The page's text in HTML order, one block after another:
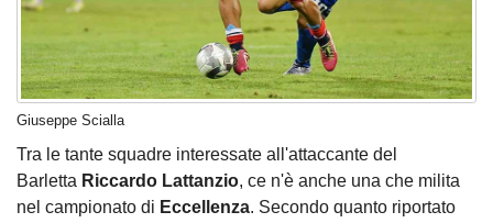
Giuseppe Scialla
Tra le tante squadre interessate all'attaccante del
Barletta Riccardo Lattanzio, ce n'è anche una che milita
nel campionato di Eccellenza. Secondo quanto riportato